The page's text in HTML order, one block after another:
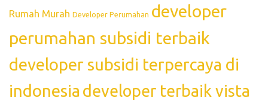
Rumah Murah Developer Perumahan developer
perumahan subsidi terbaik
developer subsidi terpercaya di
indonesia developer terbaik vista